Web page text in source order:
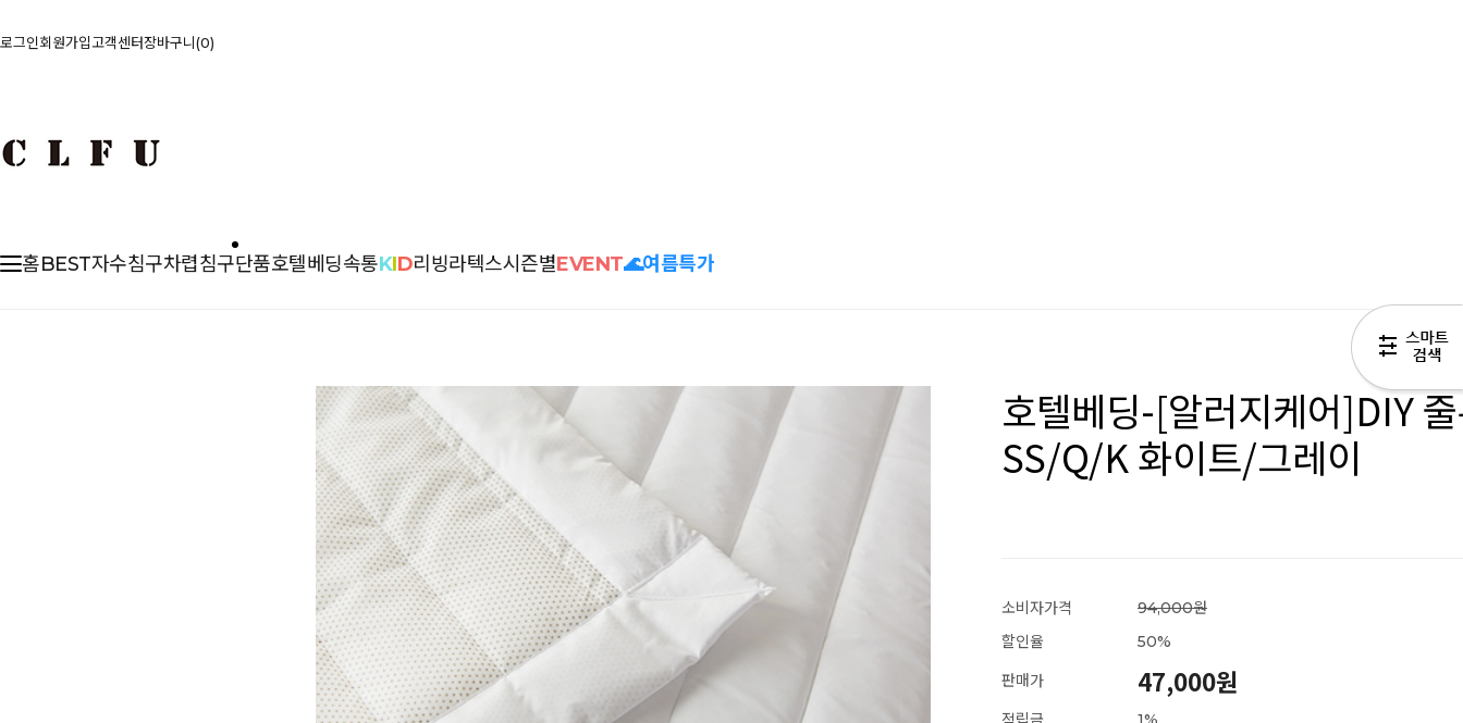
로그인회원가입고객센터장바구니 0
홈BEST자수침구차렵침구단품호텔베딩속통KID리빙라텍스시즌별EVENT🌊여름특가
호텔베딩-[알러지케어]DIY
SS/Q/K 화이트/그레이
소비자가격
94,000원
할인율
50%
판매가
47,000원